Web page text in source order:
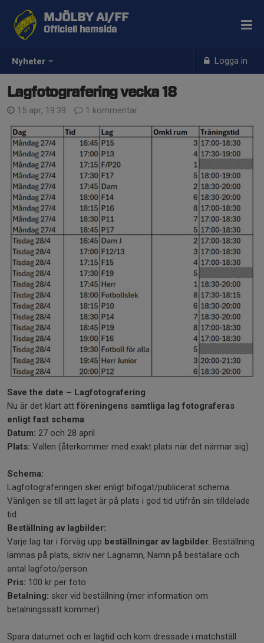
Nyheter Logga in
MJÖLBY AI/FF
Officiell hemsida
Lagfotografering vecka 18
15 apr, 19:39 1 kommentar
Save the date – Lagfotografering
Nu är det klart att föreningens samtliga lag fotograferas
enligt fast schema.
Datum: 27 och 28 april
Plats: Vallen (återkommer med exakt plats när det närmar sig)
Schema:
Lagfotograferingen sker enligt bifogat/publicerat schema.
Vänligen se till att laget är på plats i god tid utifrån sin tilldelade
tid.
Beställning av lagbilder:
Varje lag tar i förväg upp beställningar av lagbilder. Beställning
lämnas på plats, skriv ner Lagnamn, Namn på beställare och
antal lagfoto/person
Pris: 100 kr per foto
Betalning: sker vid beställning (mer information om
betalningssätt kommer)
Spara datumet och er lagtid och kom dressade i matchställ